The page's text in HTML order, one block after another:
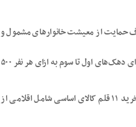
حمایت از معیشت خانوارهای مشمول و
تا هفتم که از اسفندماه سال گذشته اجرا شده است، گفت: در این طرح برای دهک‌های اول تا سوم به ازای هر نفر ۵۰۰
و دهک‌های چهارم تا هفتم به ازای هر نفر ۳۵۰ هزار تومان اعتبار برای خرید ۱۱ قلم کالای اساسی شامل اقلامی از